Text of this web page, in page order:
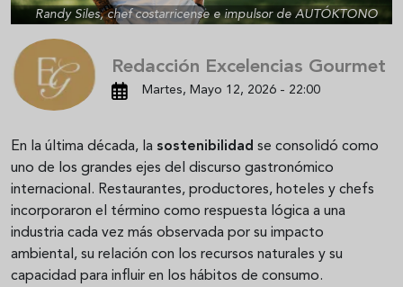
Randy Siles, chef costarricense e impulsor de AUTÓKTONO
Redacción Excelencias Gourmet
Martes, Mayo 12, 2026 - 22:00
En la última década, la sostenibilidad se consolidó como
uno de los grandes ejes del discurso gastronómico
internacional. Restaurantes, productores, hoteles y chefs
incorporaron el término como respuesta lógica a una
industria cada vez más observada por su impacto
ambiental, su relación con los recursos naturales y su
capacidad para influir en los hábitos de consumo.